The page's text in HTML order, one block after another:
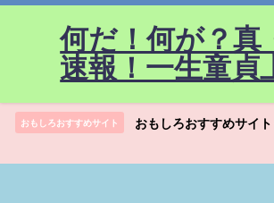
何だ！何が？
速報！一生童貞
おもしろおすすめサイト
おもしろおすすめサイ